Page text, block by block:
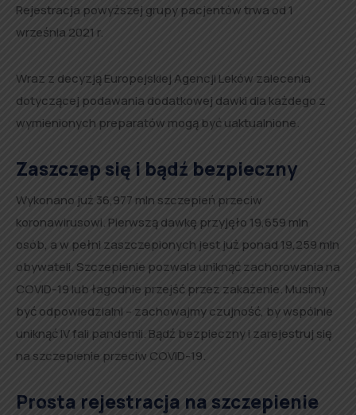
Rejestracja powyższej grupy pacjentów trwa od 1
września 2021 r.
Wraz z decyzją Europejskiej Agencji Leków zalecenia
dotyczącej podawania dodatkowej dawki dla każdego z
wymienionych preparatów mogą być uaktualnione.
Zaszczep się i bądź bezpieczny
Wykonano już 36,977 mln szczepień przeciw
koronawirusowi. Pierwszą dawkę przyjęło 19,659 mln
osób, a w pełni zaszczepionych jest już ponad 19,259 mln
obywateli. Szczepienie pozwala uniknąć zachorowania na
COVID-19 lub łagodnie przejść przez zakażenie. Musimy
być odpowiedzialni – zachowajmy czujność, by wspólnie
uniknąć IV fali pandemii. Bądź bezpieczny i zarejestruj się
na szczepienie przeciw COVID-19.
Prosta rejestracja na szczepienie